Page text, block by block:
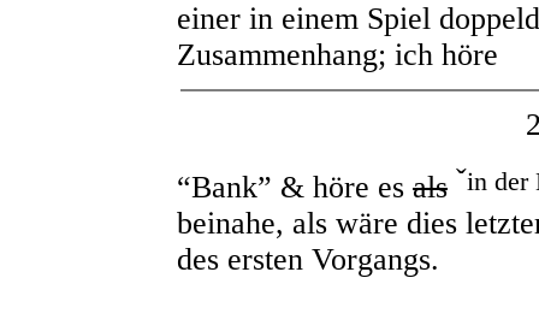
einer in einem Spiel
Zusammenhang; ich höre
“Bank” & höre es als ˇin der
beinahe, als wäre dies
des ersten Vorgangs.